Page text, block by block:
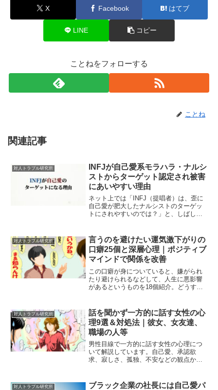
X Facebook はてブ
LINE コピー
ことねをフォローする
ことね
関連記事
対人トラブル研究所
INFJが自己愛系モラハラ・ナルシ
ストからターゲット認定され被害
にあいやすい理由
ネット上では「INFJ（提唱者）は、歪に
自己愛が肥大したナルシストのターゲッ
トにされやすいのでは？」と、しばしば
イ」と称されるほど、自己愛の強い人物
のターゲットにな...
対人トラブル研究所
言うのを避けたい運気激下がりの
口癖25個と深層心理｜ポジティブ
マインドで関係を改善
この口癖が身についていると、嫌がられ
たり避けられるなどして、人生に悪影響
があるというものを18個紹介。どうすれ
る深層心理は？
対人トラブル研究所
話を聞かず一方的に話す女性の心
理9選＆対処法｜彼女、女友達、
職場の人等
男性目線で一方的に話す女性の心理につ
いて解説しています。自己愛、承認欲
求、寂しさ、孤独、不安などの観点から
の特徴も最後に記載。
対人トラブル研究所
ブラック企業の社長には自己愛パ